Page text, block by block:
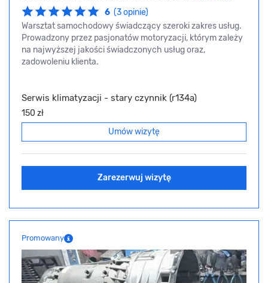
6 (3 opinie)
Warsztat samochodowy świadczący szeroki zakres usług.
Prowadzony przez pasjonatów motoryzacji, którym zależy
na najwyższej jakości świadczonych usług oraz,
zadowoleniu klienta.
Serwis klimatyzacji - stary czynnik (r134a)
150 zł
Umów wizytę
Zarezerwuj wizytę
Promowany